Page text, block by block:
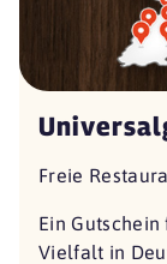
Freie
Ein
Vielfalt in